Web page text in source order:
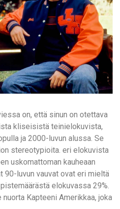
on, että sinun on otettava
kliseisistä teinielokuvista,
ja 2000-luvun alussa. Se
stereotypioita. eri elokuvista
uskomattoman kauheaan
90-luvun vauvat ovat eri mieltä
elokuvassa 29%.
Kapteeni Amerikkaa, joka